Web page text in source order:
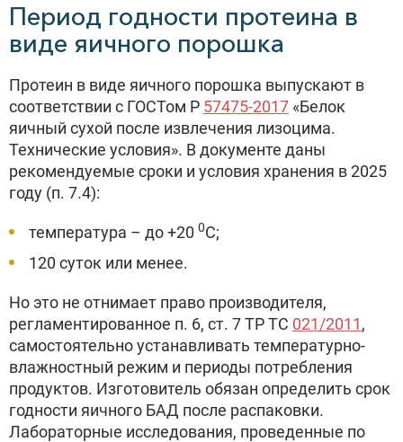
Период годности протеина в
виде яичного порошка
Протеин в виде яичного порошка выпускают в
соответствии с ГОСТом Р 57475-2017 «Белок
яичный сухой после извлечения лизоцима.
Технические условия». В документе даны
рекомендуемые сроки и условия хранения в 2025
году (п. 7.4):
температура – до +20 0С;
120 суток или менее.
Но это не отнимает право производителя,
регламентированное п. 6, ст. 7 ТР ТС 021/2011,
самостоятельно устанавливать температурно-
влажностный режим и периоды потребления
продуктов. Изготовитель обязан определить срок
годности яичного БАД после распаковки.
Лабораторные исследования, проведенные по